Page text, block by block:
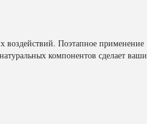
воздействий. Поэтапное применение
компонентов сделает ваши